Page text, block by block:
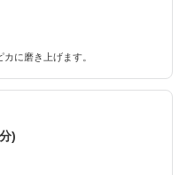
に磨き上げます。
)